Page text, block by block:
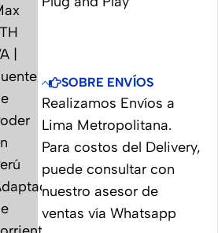
SOBRE ENVÍOS
Realizamos Envíos a
Lima Metropolitana.
Para costos del Delivery,
puede consultar con
nuestro asesor de
ventas vía Whatsapp